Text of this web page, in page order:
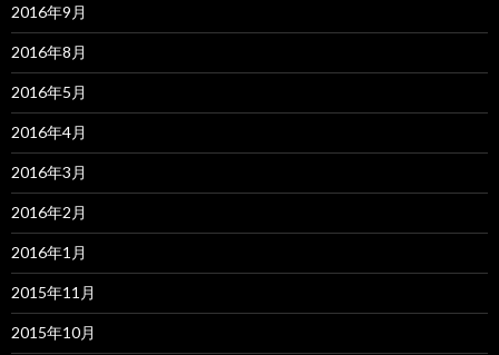
2016年9月
2016年8月
2016年5月
2016年4月
2016年3月
2016年2月
2016年1月
2015年11月
2015年10月